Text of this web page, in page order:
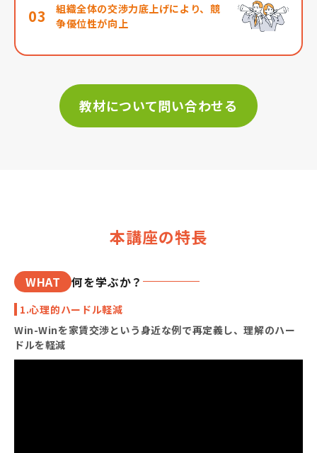
03
組織全体の交渉力底上げにより、競
争優位性が向上
教材について問い合わせる
本講座の特長
WHAT 何を学ぶか？
1.心理的ハードル軽減
Win-Winを家賃交渉という身近な例で再定義し、理解のハー
ドルを軽減